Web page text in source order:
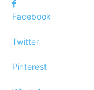
Facebook
Twitter
Pinterest